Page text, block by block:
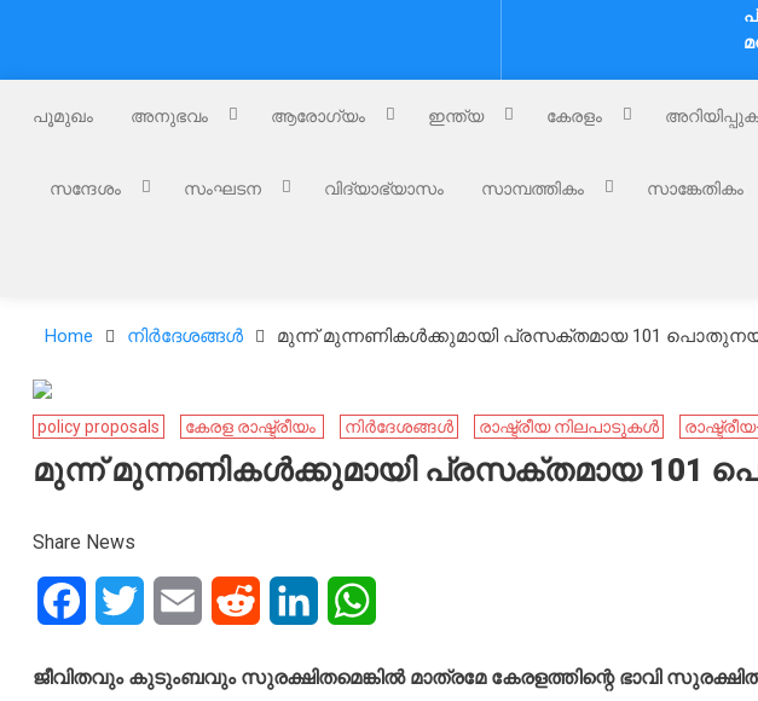
പൂമുഖം അനുഭവം ആരോഗ്യം ഇന്ത്യ കേരളം
സന്ദേശം സംഘടന വിദ്യാഭ്യാസം സാമ്പത്തികം സാങ്കേതികം
Home നിർദേശങ്ങൾ മുന്ന് മുന്നണികൾക്കുമായി പ്രസക്തമായ 101 പൊതുനയ
policy proposals കേ​രള രാഷ്ട്രീയം ​ നിർദേശങ്ങൾ രാഷ്ട്രീയ നിലപാടുകൾ
മുന്ന് മുന്നണികൾക്കുമായി പ്രസക്തമായ 101
Share News
FacebookTwitter Email Reddit LinkedIn
ജീവിതവും കുടുംബവും സുരക്ഷിതമെങ്കിൽ മാത്രമേ കേരളത്തിന്റെ ഭാവി